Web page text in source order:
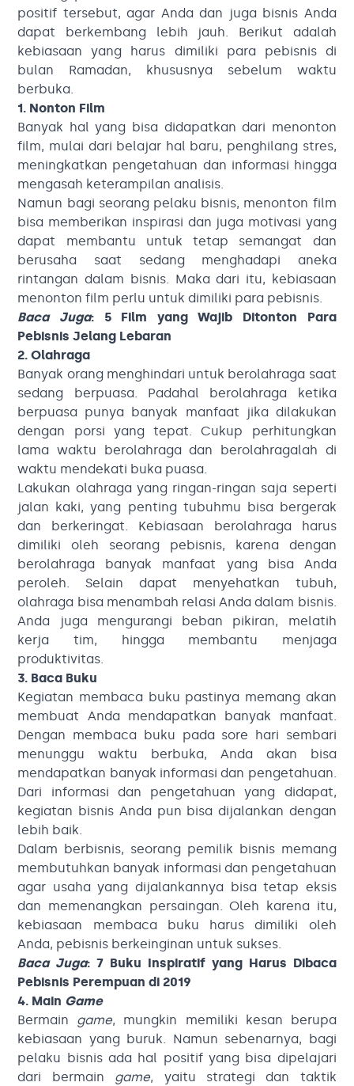
positif tersebut, agar Anda dan juga bisnis Anda
dapat berkembang lebih jauh. Berikut adalah
kebiasaan yang harus dimiliki para pebisnis di
bulan Ramadan, khususnya sebelum waktu
berbuka.
1. Nonton Film
Banyak hal yang bisa didapatkan dari menonton
film, mulai dari belajar hal baru, penghilang stres,
meningkatkan pengetahuan dan informasi hingga
mengasah keterampilan analisis.
Namun bagi seorang pelaku bisnis, menonton film
bisa memberikan inspirasi dan juga motivasi yang
dapat membantu untuk tetap semangat dan
berusaha saat sedang menghadapi aneka
rintangan dalam bisnis. Maka dari itu, kebiasaan
menonton film perlu untuk dimiliki para pebisnis.
Baca Juga: 5 Film yang Wajib Ditonton Para
Pebisnis Jelang Lebaran
2. Olahraga
Banyak orang menghindari untuk berolahraga saat
sedang berpuasa. Padahal berolahraga ketika
berpuasa punya banyak manfaat jika dilakukan
dengan porsi yang tepat. Cukup perhitungkan
lama waktu berolahraga dan berolahragalah di
waktu mendekati buka puasa.
Lakukan olahraga yang ringan-ringan saja seperti
jalan kaki, yang penting tubuhmu bisa bergerak
dan berkeringat. Kebiasaan berolahraga harus
dimiliki oleh seorang pebisnis, karena dengan
berolahraga banyak manfaat yang bisa Anda
peroleh. Selain dapat menyehatkan tubuh,
olahraga bisa menambah relasi Anda dalam bisnis.
Anda juga mengurangi beban pikiran, melatih
kerja tim, hingga membantu menjaga
produktivitas.
3. Baca Buku
Kegiatan membaca buku pastinya memang akan
membuat Anda mendapatkan banyak manfaat.
Dengan membaca buku pada sore hari sembari
menunggu waktu berbuka, Anda akan bisa
mendapatkan banyak informasi dan pengetahuan.
Dari informasi dan pengetahuan yang didapat,
kegiatan bisnis Anda pun bisa dijalankan dengan
lebih baik.
Dalam berbisnis, seorang pemilik bisnis memang
membutuhkan banyak informasi dan pengetahuan
agar usaha yang dijalankannya bisa tetap eksis
dan memenangkan persaingan. Oleh karena itu,
kebiasaan membaca buku harus dimiliki oleh
Anda, pebisnis berkeinginan untuk sukses.
Baca Juga:7 Buku Inspiratif yang Harus Dibaca
Pebisnis Perempuan di 2019
4. Main Game
Bermain game, mungkin memiliki kesan berupa
kebiasaan yang buruk. Namun sebenarnya, bagi
pelaku bisnis ada hal positif yang bisa dipelajari
dari bermain game, yaitu strategi dan taktik